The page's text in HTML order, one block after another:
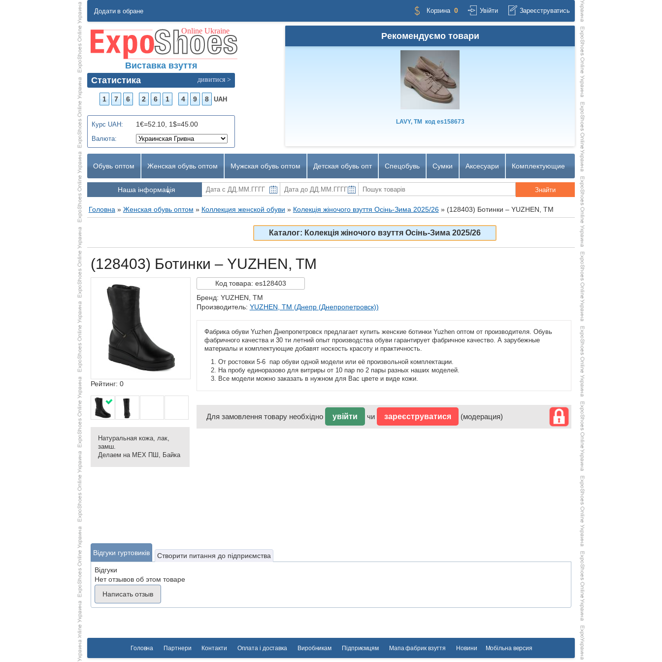
Додати в обране Корзина 0 Увійти Зареєструватись
Виставка взуття
Статистика
дивитися >
1 7 6 2 6 1 4 9 8 UAH
Курс UAH: 1€=52.10, 1$=45.00
Валюта:
Рекомендуємо товари
LAVY, TM кодes158673
Обувь оптом Женская обувь оптом Мужская обувь оптом Детская обувь опт Спецобувь Сумки Аксесуари Комплектующие
Наша інформація
Головна » Женская обувь оптом » Коллекция женской обуви » Колекція жіночого взуття Осінь-Зима 2025/26» (128403) Ботинки – YUZHEN, TM
Каталог: Колекція жіночого взуття Осінь-Зима 2025/26
(128403) Ботинки – YUZHEN, TM
Рейтинг: 0
Натуральная кожа, лак,
замш.
Делаем на МЕХ ПШ, Байка
Кодтовара: es128403
Бренд: YUZHEN, TM
Производитель: YUZHEN, TM (Днепр (Днепропетровск))
Фабрика обуви Yuzhen Днепропетровск предлагает купить женские ботинки Yuzhen оптом от производителя. Обувь
фабричного качества и 30 ти летний опыт производства обуви гарантирует фабричное качество. А зарубежные
материалы и комплектующие добавят носкость красоту и практичность.
От ростовки 5-6 пар обуви одной модели или её произвольной комплектации.
На пробу единоразово для витриры от 10 пар по 2 пары разных наших моделей.
Все модели можно заказать в нужном для Вас цвете и виде кожи.
Для замовлення товару необхідно увійти чи зареєструватися (модерация)
Відгуки гуртовиків
Створити питання до підприємства
Відгуки
Нет отзывов об этом товаре
Написать отзыв
Головна Партнери Контакти Оплата і доставка Виробникам Підприємцям Мапа фабрик взуття Новини Мобільна версия